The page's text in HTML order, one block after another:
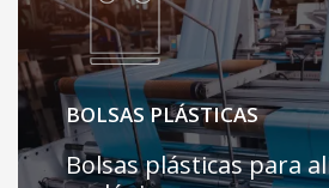
BOLSAS PLÁSTICAS
Bolsas plásticas para
Ver mas